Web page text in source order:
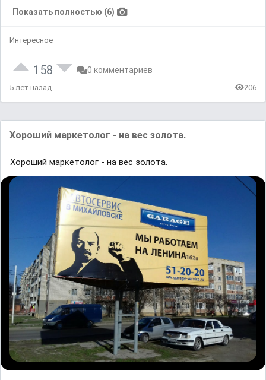
Показать полностью (6)
Интересное
158 0 комментариев
5 лет назад 206
Хороший маркетолог - на вес золота.
Хороший маркетолог - на вес золота.